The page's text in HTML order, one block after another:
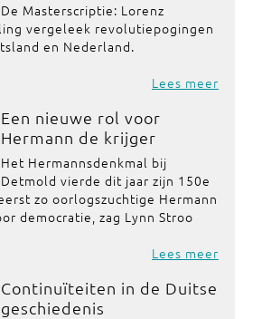
De Masterscriptie: Lorenz
vergeleek revolutiepogingen
en Nederland.
Lees meer
Een nieuwe rol voor
Hermann de krijger
Het Hermannsdenkmal bij
Detmold vierde dit jaar zijn 150e
zo oorlogszuchtige Hermann
democratie, zag Lynn Stroo
Lees meer
Continuïteiten in de Duitse
geschiedenis